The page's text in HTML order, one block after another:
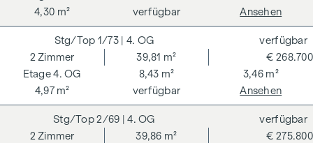
4,30 m²
verfügbar Ansehen
1/73 | 4. OG
4. OG
2 Zimmer
39,81 m²
8,43 m²
3,46 m²
4,97 m²
€ 268.700
verfügbar
verfügbar
Ansehen
2/69 | 4. OG
2 Zimmer
39,86 m²
€ 275.800
verfügbar